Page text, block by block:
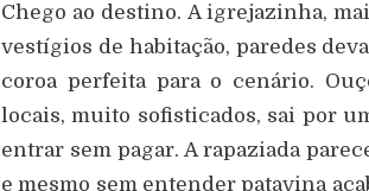
Chego ao destino. A igrejazinha,
vestígios de habitação, paredes
coroa perfeita para o cenário.
locais, muito sofisticados, sai por
entrar sem pagar. A rapaziada
e mesmo sem entender patavina